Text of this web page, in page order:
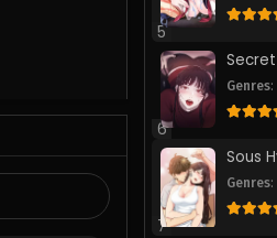
5
P,
6
Genres:
7
Sous
Genres: